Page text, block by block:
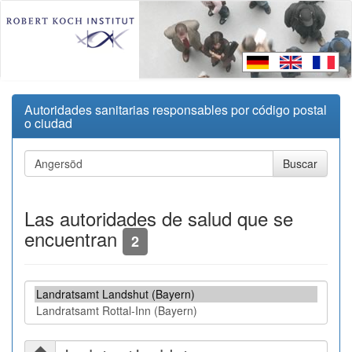
Autoridades sanitarias responsables por código postal
o ciudad
Las autoridades de salud que se
encuentran 2